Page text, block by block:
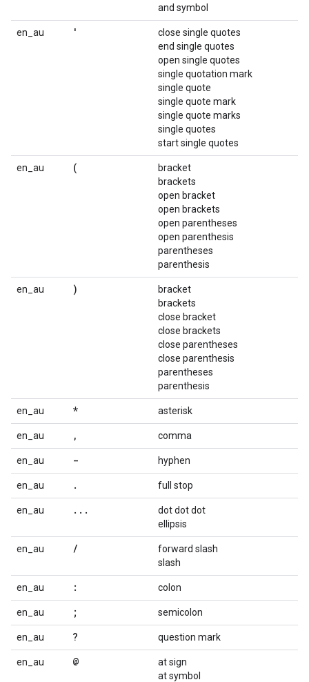
and symbol
en_au '
close single quotes
end single quotes
open single quotes
single quotation mark
single quote
single quote mark
single quote marks
single quotes
start single quotes
en_au (
bracket
brackets
open bracket
open brackets
open parentheses
open parenthesis
parentheses
parenthesis
en_au )
bracket
brackets
close bracket
close brackets
close parentheses
close parenthesis
parentheses
parenthesis
en_au * asterisk
en_au , comma
en_au - hyphen
en_au . full stop
en_au ...
dot dot dot
ellipsis
en_au /
forward slash
slash
en_au : colon
en_au ; semicolon
en_au ? question mark
en_au @
at sign
at symbol